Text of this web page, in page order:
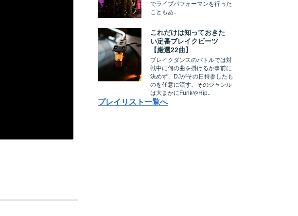
でライブパフォーマンを行った
こともあ..
これだけは知っておきた
い定番ブレイクビーツ
【厳選22曲】
ブレイクダンスのバトルでは対
戦中に何の曲を掛けるか事前に
決めず、DJがその日持参したも
のを任意に流す。そのジャンル
は大まかにFunkやHip..
プレイリスト一覧へ